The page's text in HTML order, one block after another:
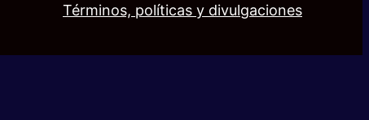
Términos, políticas y divulgaciones